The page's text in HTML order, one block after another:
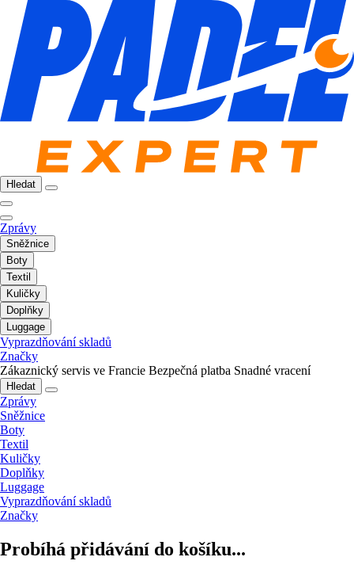
Hledat
Zprávy
Sněžnice
Boty
Textil
Kuličky
Doplňky
Luggage
Vyprazdňování skladů
Značky
Zákaznický servis ve Francie Bezpečná platba Snadné vracení
Hledat
Zprávy
Sněžnice
Boty
Textil
Kuličky
Doplňky
Luggage
Vyprazdňování skladů
Značky
Probíhá přidávání do košíku...